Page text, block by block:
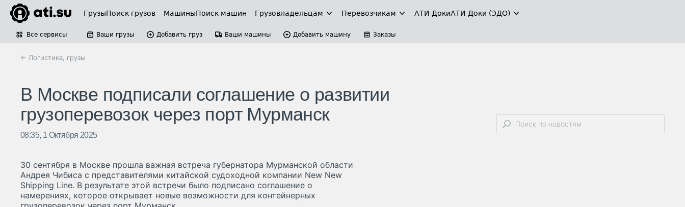
ГрузыПоиск грузов МашиныПоиск машин Грузовладельцам Перевозчикам АТИ-ДокиАТИ-Доки (ЭДО)
Все сервисы Ваши грузы Добавить груз Ваши машины Добавить машину Заказы
← Логистика, грузы
В Москве подписали соглашение о развитии
грузоперевозок через порт Мурманск
08:35, 1 Октября 2025
30 сентября в Москве прошла важная встреча губернатора Мурманской области
Андрея Чибиса с представителями китайской судоходной компании New New
Shipping Line. В результате этой встречи было подписано соглашение о
намерениях, которое открывает новые возможности для контейнерных